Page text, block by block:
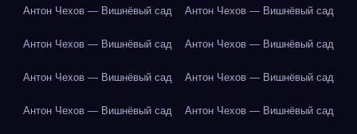
Антон Чехов — Вишнёвый сад Антон Чехов — Вишнёвый сад
Антон Чехов — Вишнёвый сад Антон Чехов — Вишнёвый сад
Антон Чехов — Вишнёвый сад Антон Чехов — Вишнёвый сад
Антон Чехов — Вишнёвый сад Антон Чехов — Вишнёвый сад